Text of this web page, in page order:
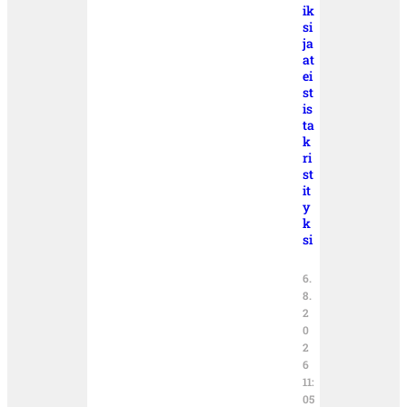
ik
si
ja
at
ei
st
is
ta
k
ri
st
it
y
k
si
6.
8.
2
0
2
6
11:
05